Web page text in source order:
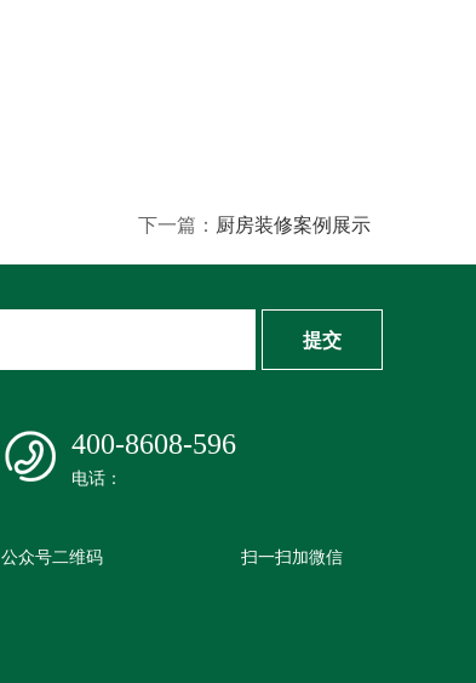
下一篇： 厨房装修案例展示
提交
400-8608-596
电话：
公众号二维码 扫一扫加微信